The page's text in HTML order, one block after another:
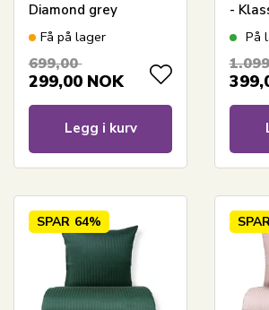
Diamond grey
Få på lager
699,00
299,00 NOK
Legg i kurv
-
På
SPAR 64%